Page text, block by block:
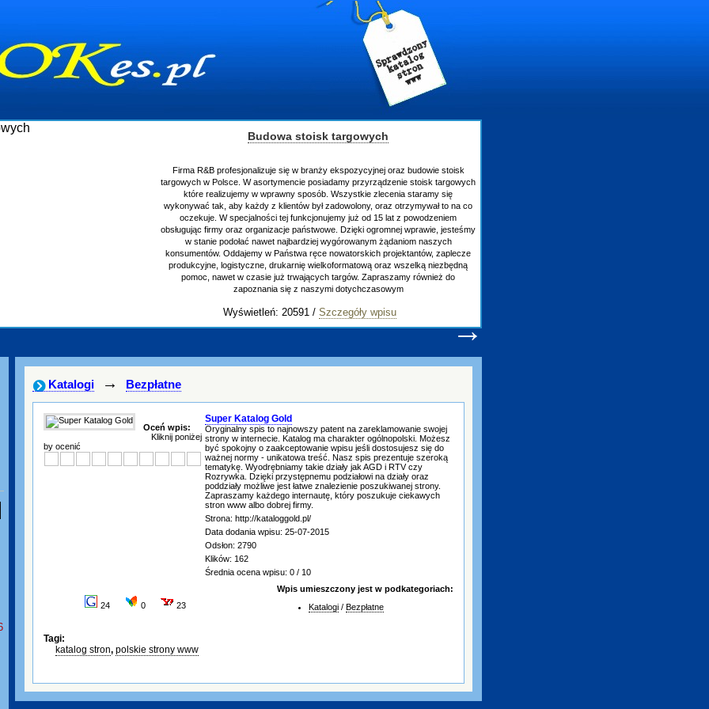
Budowa stoisk targowych
Firma R&B profesjonalizuje się w branży ekspozycyjnej oraz budowie stoisk
targowych w Polsce. W asortymencie posiadamy przyrządzenie stoisk targowych
które realizujemy w wprawny sposób. Wszystkie zlecenia staramy się
wykonywać tak, aby każdy z klientów był zadowolony, oraz otrzymywał to na co
oczekuje. W specjalności tej funkcjonujemy już od 15 lat z powodzeniem
obsługując firmy oraz organizacje państwowe. Dzięki ogromnej wprawie, jesteśmy
w stanie podołać nawet najbardziej wygórowanym żądaniom naszych
konsumentów. Oddajemy w Państwa ręce nowatorskich projektantów, zaplecze
produkcyjne, logistyczne, drukarnię wielkoformatową oraz wszelką niezbędną
pomoc, nawet w czasie już trwających targów. Zapraszamy również do
zapoznania się z naszymi dotychczasowym
Wyświetleń: 20591 / Szczegóły wpisu
→
Katalogi → Bezpłatne
Oceń wpis:
Kliknij poniżej
by ocenić
Super Katalog Gold
Oryginalny spis to najnowszy patent na zareklamowanie swojej
strony w internecie. Katalog ma charakter ogólnopolski. Możesz
być spokojny o zaakceptowanie wpisu jeśli dostosujesz się do
ważnej normy - unikatowa treść. Nasz spis prezentuje szeroką
tematykę. Wyodrębniamy takie działy jak AGD i RTV czy
Rozrywka. Dzięki przystępnemu podziałowi na działy oraz
poddziały możliwe jest łatwe znalezienie poszukiwanej strony.
Zapraszamy każdego internautę, który poszukuje ciekawych
stron www albo dobrej firmy.
Strona: http://kataloggold.pl/
Data dodania wpisu: 25-07-2015
Odsłon: 2790
Klików: 162
Średnia ocena wpisu: 0 / 10
24 0 23
Wpis umieszczony jest w podkategoriach:
Katalogi / Bezpłatne
Tagi:
katalog stron, polskie strony www